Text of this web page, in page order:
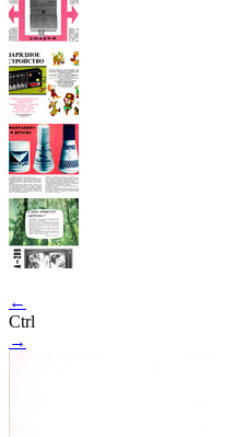
←
Ctrl
→